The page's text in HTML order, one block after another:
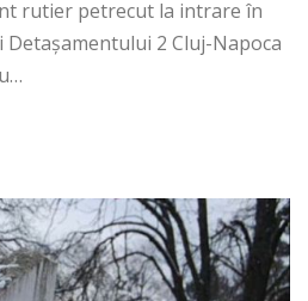
rutier petrecut la intrare în
2 Cluj-Napoca